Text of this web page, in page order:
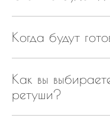
Когда будут
Как вы
ретуши?